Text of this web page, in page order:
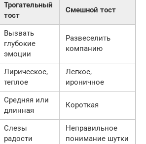
Трогательный
тост
Смешной тост
Вызвать
глубокие
эмоции
Развеселить
компанию
Лирическое,
теплое
Легкое,
ироничное
Средняя или
длинная
Короткая
Слезы
радости
Неправильное
понимание шутки